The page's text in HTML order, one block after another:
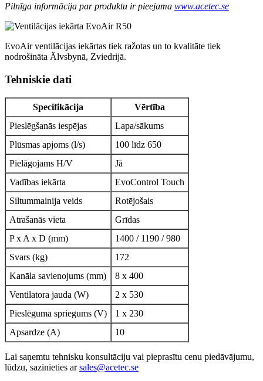
Pilnīga informācija par produktu ir pieejama www.acetec.se
EvoAir ventilācijas iekārtas tiek ražotas un to kvalitāte tiek
nodrošināta Älvsbynā, Zviedrijā.
Tehniskie dati
Specifikācija
Vērtība
Pieslēgšanās iespējas
Lapa/sākums
Plūsmas apjoms (l/s)
100 līdz 650
Pielāgojams H/V
Jā
Vadības iekārta
EvoControl Touch
Siltummainija veids
Rotējošais
Atrašanās vieta
Grīdas
P x A x D (mm)
1400 / 1190 / 980
Svars (kg)
172
Kanāla savienojums (mm)
8 x 400
Ventilatora jauda (W)
2 x 530
Pieslēguma spriegums (V)
1 x 230
Apsardze (A)
10
Lai saņemtu tehnisku konsultāciju vai pieprasītu cenu piedāvājumu,
lūdzu, sazinieties arsales@acetec.se